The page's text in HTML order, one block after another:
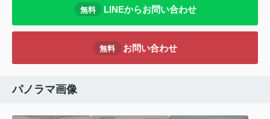
無料 LINEからお問い合わせ
無料 お問い合わせ
パノラマ画像